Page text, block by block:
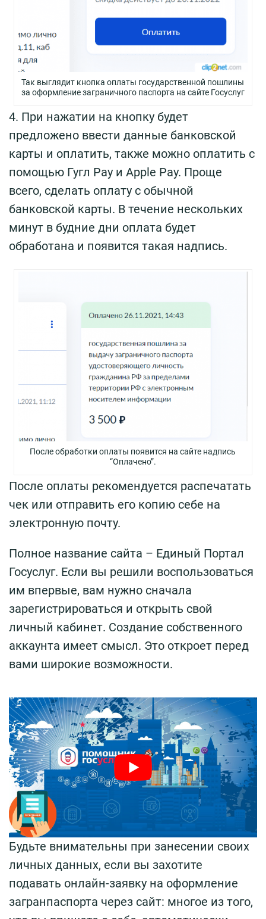
Так выглядит кнопка оплаты государственной пошлины
за оформление заграничного паспорта на сайте Госуслуг
4. При нажатии на кнопку будет
предложено ввести данные банковской
карты и оплатить, также можно оплатить с
помощью Гугл Pay и Apple Pay. Проще
всего, сделать оплату с обычной
банковской карты. В течение нескольких
минут в будние дни оплата будет
обработана и появится такая надпись.
После обработки оплаты появится на сайте надпись
“Оплачено”.
После оплаты рекомендуется распечатать
чек или отправить его копию себе на
электронную почту.
Полное название сайта – Единый Портал
Госуслуг. Если вы решили воспользоваться
им впервые, вам нужно сначала
зарегистрироваться и открыть свой
личный кабинет. Создание собственного
аккаунта имеет смысл. Это откроет перед
вами широкие возможности.
Будьте внимательны при занесении своих
личных данных, если вы захотите
подавать онлайн-заявку на оформление
загранпаспорта через сайт: многое из того,